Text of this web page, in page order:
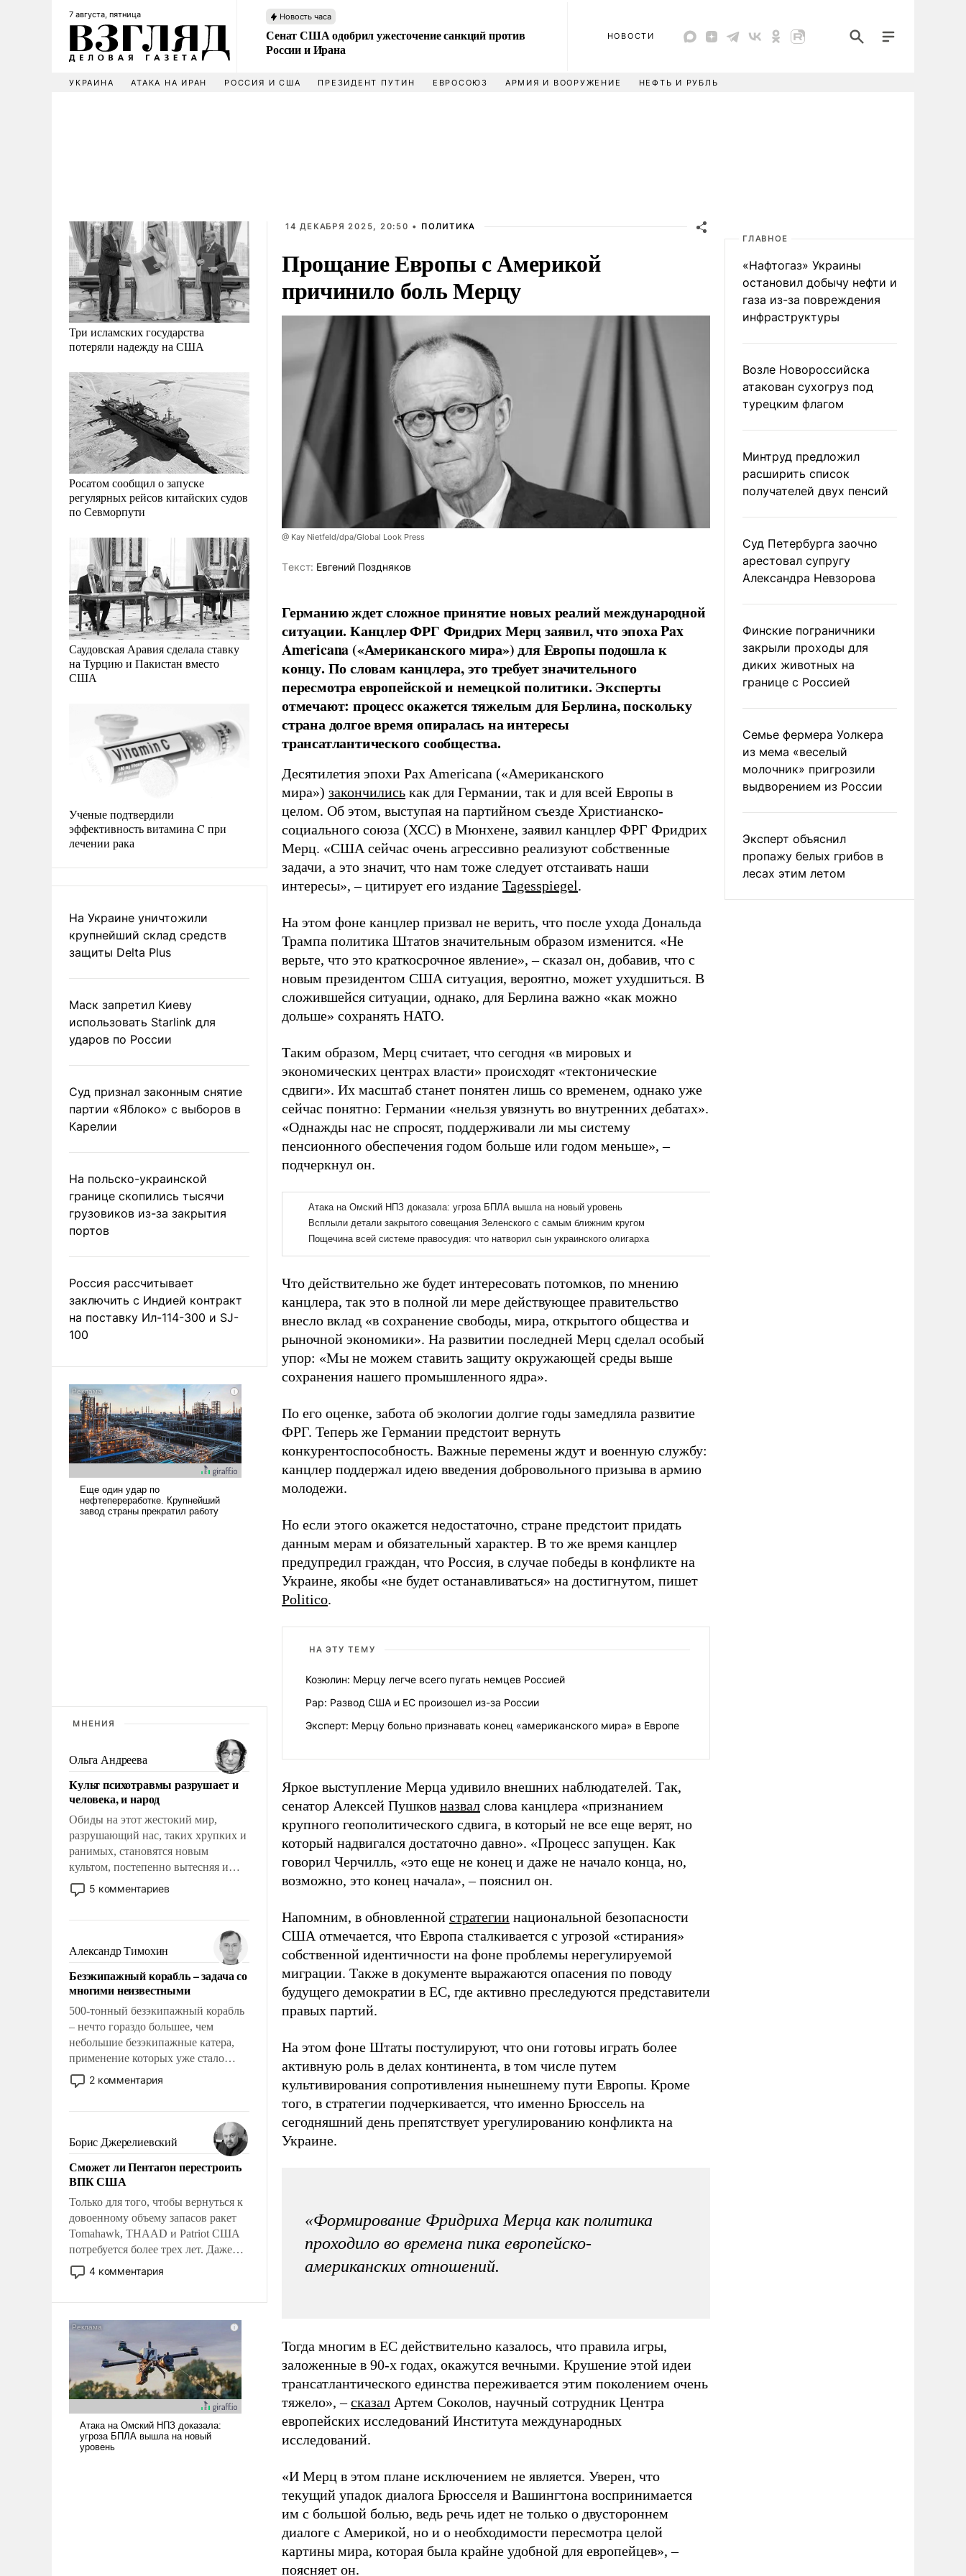
7 августа, пятница Новость часа
Сенат США одобрил ужесточение санкций против
России и Ирана
НОВОСТИ
УКРАИНА АТАКА НА ИРАН РОССИЯ И США ПРЕЗИДЕНТ ПУТИН ЕВРОСОЮЗ АРМИЯ И ВООРУЖЕНИЕ НЕФТЬ И РУБЛЬ
Три исламских государства
потеряли надежду на США
Росатом сообщил о запуске
регулярных рейсов китайских судов
по Севморпути
Саудовская Аравия сделала ставку
на Турцию и Пакистан вместо
США
Ученые подтвердили
эффективность витамина C при
лечении рака
На Украине уничтожили
крупнейший склад средств
защиты Delta Plus
Маск запретил Киеву
использовать Starlink для
ударов по России
Суд признал законным снятие
партии «Яблоко» с выборов в
Карелии
На польско-украинской
границе скопились тысячи
грузовиков из-за закрытия
портов
Россия рассчитывает
заключить с Индией контракт
на поставку Ил-114-300 и SJ-
100
МНЕНИЯ
Ольга Андреева
Культ психотравмы разрушает и
человека, и народ
Обиды на этот жестокий мир,
разрушающий нас, таких хрупких и
ранимых, становятся новым
культом, постепенно вытесняя и
отменяя традиционное требование к
человеку – быть мужественным и
на себя ответственность, помогать
слабым, идти вперед и
адаптироваться.
5 комментариев
Александр Тимохин
Безэкипажный корабль – задача со
многими неизвестными
500-тонный безэкипажный корабль
– нечто гораздо большее, чем
небольшие безэкипажные катера,
применение которых уже стало
обыденностью. Задача по созданию
такого корабля очень сложна и
реализация радикально поднимет
наши боевые возможности.
2 комментария
Борис Джерелиевский
Сможет ли Пентагон перестроить
ВПК США
Только для того, чтобы вернуться к
довоенному объему запасов ракет
Tomahawk, THAAD и Patriot США
потребуется более трех лет. Даже
небольшая война с Ираном
опустошила американские
уязвимости США, например, перед
4 комментария
14 ДЕКАБРЯ 2025, 20:50 • ПОЛИТИКА
Прощание Европы с Америкой
причинило боль Мерцу
@ Kay Nietfeld/dpa/Global Look Press
Tекст: Евгений Поздняков
Германию ждет сложное принятие новых реалий международной
ситуации. Канцлер ФРГ Фридрих Мерц заявил, что эпоха Pax
Americana («Американского мира») для Европы подошла к
концу. По словам канцлера, это требует значительного
пересмотра европейской и немецкой политики. Эксперты
отмечают: процесс окажется тяжелым для Берлина, поскольку
страна долгое время опиралась на интересы
трансатлантического сообщества.
Десятилетия эпохи Pax Americana («Американского
мира») закончились как для Германии, так и для всей Европы в
целом. Об этом, выступая на партийном съезде Христианско-
социального союза (ХСС) в Мюнхене, заявил канцлер ФРГ Фридрих
Мерц. «США сейчас очень агрессивно реализуют собственные
задачи, а это значит, что нам тоже следует отстаивать наши
интересы», – цитирует его издание Tagesspiegel.
На этом фоне канцлер призвал не верить, что после ухода Дональда
Трампа политика Штатов значительным образом изменится. «Не
верьте, что это краткосрочное явление», – сказал он, добавив, что с
новым президентом США ситуация, вероятно, может ухудшиться. В
сложившейся ситуации, однако, для Берлина важно «как можно
дольше» сохранять НАТО.
Таким образом, Мерц считает, что сегодня «в мировых и
экономических центрах власти» происходят «тектонические
сдвиги». Их масштаб станет понятен лишь со временем, однако уже
сейчас понятно: Германии «нельзя увязнуть во внутренних дебатах».
«Однажды нас не спросят, поддерживали ли мы систему
пенсионного обеспечения годом больше или годом меньше», –
подчеркнул он.
Что действительно же будет интересовать потомков, по мнению
канцлера, так это в полной ли мере действующее правительство
внесло вклад «в сохранение свободы, мира, открытого общества и
рыночной экономики». На развитии последней Мерц сделал особый
упор: «Мы не можем ставить защиту окружающей среды выше
сохранения нашего промышленного ядра».
По его оценке, забота об экологии долгие годы замедляла развитие
ФРГ. Теперь же Германии предстоит вернуть
конкурентоспособность. Важные перемены ждут и военную службу:
канцлер поддержал идею введения добровольного призыва в армию
молодежи.
Но если этого окажется недостаточно, стране предстоит придать
данным мерам и обязательный характер. В то же время канцлер
предупредил граждан, что Россия, в случае победы в конфликте на
Украине, якобы «не будет останавливаться» на достигнутом, пишет
Politico.
НА ЭТУ ТЕМУ
Козюлин: Мерцу легче всего пугать немцев Россией
Рар: Развод США и ЕС произошел из-за России
Эксперт: Мерцу больно признавать конец «американского мира» в Европе
Яркое выступление Мерца удивило внешних наблюдателей. Так,
сенатор Алексей Пушков назвал слова канцлера «признанием
крупного геополитического сдвига, в который не все еще верят, но
который надвигался достаточно давно». «Процесс запущен. Как
говорил Черчилль, «это еще не конец и даже не начало конца, но,
возможно, это конец начала», – пояснил он.
Напомним, в обновленной стратегии национальной безопасности
США отмечается, что Европа сталкивается с угрозой «стирания»
собственной идентичности на фоне проблемы нерегулируемой
миграции. Также в документе выражаются опасения по поводу
будущего демократии в ЕС, где активно преследуются представители
правых партий.
На этом фоне Штаты постулируют, что они готовы играть более
активную роль в делах континента, в том числе путем
культивирования сопротивления нынешнему пути Европы. Кроме
того, в стратегии подчеркивается, что именно Брюссель на
сегодняшний день препятствует урегулированию конфликта на
Украине.
«Формирование Фридриха Мерца как политика
проходило во времена пика европейско-
американских отношений.
Тогда многим в ЕС действительно казалось, что правила игры,
заложенные в 90-х годах, окажутся вечными. Крушение этой идеи
трансатлантического единства переживается этим поколением очень
тяжело», –сказал Артем Соколов, научный сотрудник Центра
европейских исследований Института международных
исследований.
«И Мерц в этом плане исключением не является. Уверен, что
текущий упадок диалога Брюсселя и Вашингтона воспринимается
им с большой болью, ведь речь идет не только о двустороннем
диалоге с Америкой, но и о необходимости пересмотра целой
картины мира, которая была крайне удобной для европейцев», –
поясняет он.
ГЛАВНОЕ
«Нафтогаз» Украины
остановил добычу нефти и
газа из-за повреждения
инфраструктуры
Возле Новороссийска
атакован сухогруз под
турецким флагом
Минтруд предложил
расширить список
получателей двух пенсий
Суд Петербурга заочно
арестовал супругу
Александра Невзорова
Финские пограничники
закрыли проходы для
диких животных на
границе с Россией
Семье фермера Уолкера
из мема «веселый
молочник» пригрозили
выдворением из России
Эксперт объяснил
пропажу белых грибов в
лесах этим летом